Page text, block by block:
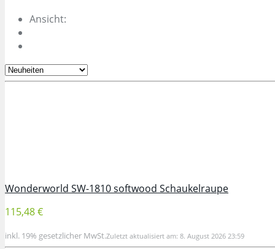
Ansicht:
Wonderworld SW-1810 softwood Schaukelraupe
115,48 €
inkl. 19% gesetzlicher MwSt.Zuletzt aktualisiert am: 8. August 2026 23:59